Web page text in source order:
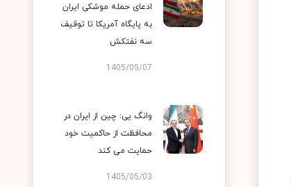
ادعای حمله موشکی ایران
به پایگاه آمریکا تا توقیف
سه نفتکش
1405/05/07
وانگ یی: چین از ایران در
محافظت از حاکمیت خود
حمایت می کند
1405/05/03